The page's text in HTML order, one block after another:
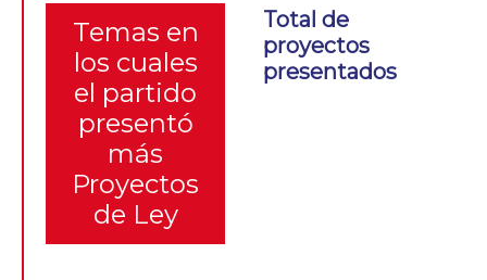
Temas en
los cuales
el partido
presentó
más
Proyectos
de Ley
Total de
proyectos
presentados